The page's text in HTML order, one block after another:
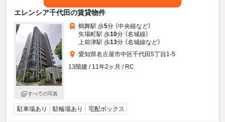
エレンシア千代田の賃貸物件
すべての写真
鶴舞駅 歩5分 （中央線など）
矢場町駅 歩10分 （名城線）
上前津駅 歩13分 （名城線など）
愛知県名古屋市中区千代田5丁目1-5
13階建 / 11年2ヶ月 / RC
駐車場あり 駐輪場あり 宅配ボックス